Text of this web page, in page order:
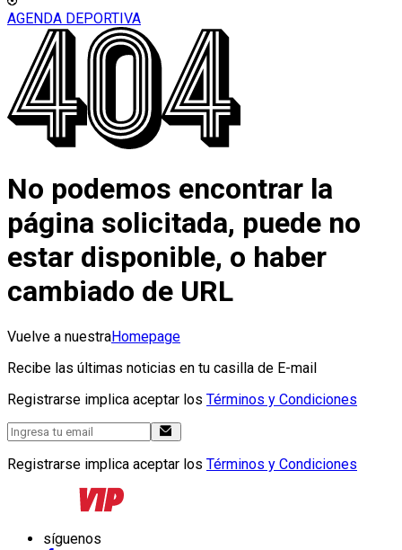
AGENDA DEPORTIVA
No podemos encontrar la
página solicitada, puede no
estar disponible, o haber
cambiado de URL
Vuelve a nuestraHomepage
Recibe las últimas noticias en tu casilla de E-mail
Registrarse implica aceptar los Términos y Condiciones
Registrarse implica aceptar los Términos y Condiciones
síguenos